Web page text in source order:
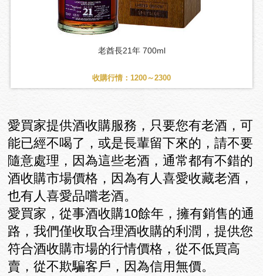
老酋長21年 700ml
收購行情：1200～2300
愛買家提供酒收購服務，只要您有老酒，可
能已經不喝了，或是長輩留下來的，請不要
隨意處理，因為這些老酒，通常都有不錯的
酒收購市場價格，因為有人喜愛收藏老酒，
也有人喜愛品嚐老酒。
愛買家，從事酒收購10餘年，擁有銷售的通
路，我們僅收取合理酒收購的利潤，提供您
符合酒收購市場的行情價格，從不低買高
賣，從不欺騙客戶，因為信用無價。